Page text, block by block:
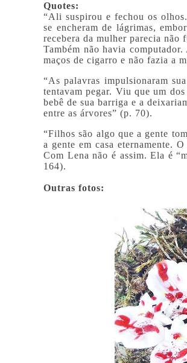
Quotes:
“Ali suspirou e fechou os
se encheram de lágrimas,
recebera da mulher parecia não
Também não havia
maços de cigarro e não fazia a
“As palavras impulsionaram
tentavam pegar. Viu que um
bebê de sua barriga e a
entre as árvores” (p. 70).
“Filhos são algo que a gente
a gente em casa eternamente.
Com Lena não é assim. Ela é
164).
Outras fotos: